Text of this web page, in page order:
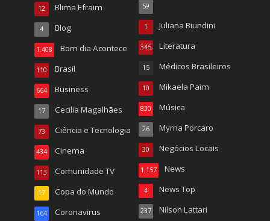
Blima Efraim
12
Blog
4
Bom dia Acontece
1.408
Brasil
110
Business
664
Cecilia Magalhães
17
Ciência e Tecnologia
73
Cinema
434
Comunidade TV
113
Copa do Mundo
17
Coronavirus
164
59
Juliana Biundini
1
Literatura
345
Médicos Brasileiros
15
Mikaela Paim
10
Música
830
Myrna Porcaro
26
Negócios Locais
30
News
1.157
News Top
4
Nilson Lattari
237